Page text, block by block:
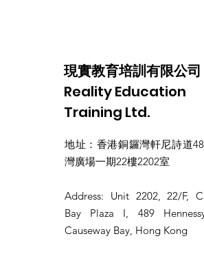
現實教育培訓有限公司
Reality Education
Training Ltd.
地址：香港銅鑼灣軒尼詩道
灣廣場一期22樓2202室
​Address: Unit 2202, 22/F,
Bay Plaza I, 489
Causeway Bay, Hong Kong